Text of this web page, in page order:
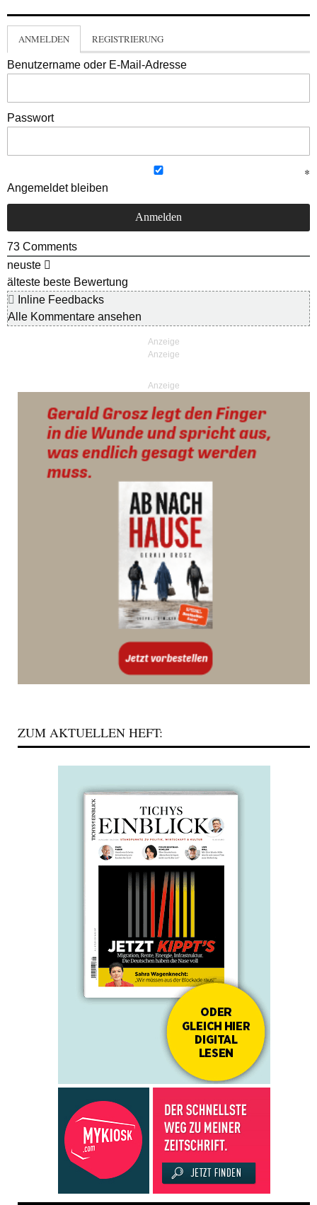
ANMELDEN REGISTRIERUNG
Benutzername oder E-Mail-Adresse
Passwort
Angemeldet bleiben
73 Comments
neuste
älteste beste Bewertung
Inline Feedbacks
Alle Kommentare ansehen
Anzeige
ZUM AKTUELLEN HEFT: